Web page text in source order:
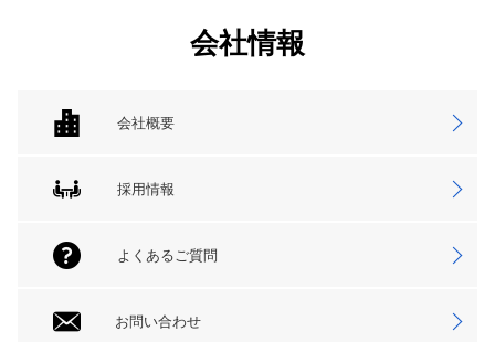
会社情報
会社概要
採用情報
よくあるご質問
お問い合わせ